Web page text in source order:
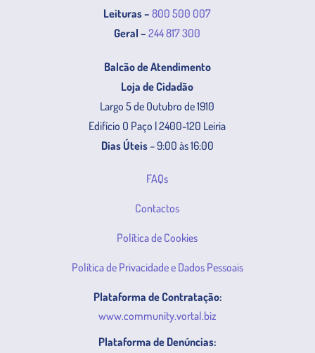
Leituras – 800 500 007
Geral – 244 817 300
Balcão de Atendimento
Loja de Cidadão
Largo 5 de Outubro de 1910
Edifício O Paço | 2400-120 Leiria
Dias Úteis– 9:00 às 16:00
FAQs
Contactos
Política de Cookies
Política de Privacidade e Dados Pessoais
Plataforma de Contratação:
www.community.vortal.biz
Plataforma de Denúncias: